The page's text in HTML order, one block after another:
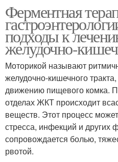
Ферментная
подходы к
желудочно-
Моторикой называют
желудочно-кишечного
движению пищевого комка.
отделах ЖКТ происходит
веществ. Этот процесс
стресса, инфекций и других
сопровождается болью,
рвотой.